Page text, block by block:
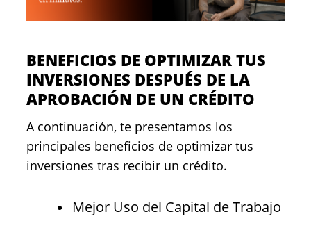
BENEFICIOS DE OPTIMIZAR TUS
INVERSIONES DESPUÉS DE LA
APROBACIÓN DE UN CRÉDITO
A continuación, te presentamos los
principales beneficios de optimizar tus
inversiones tras recibir un crédito.
Mejor Uso del Capital de Trabajo